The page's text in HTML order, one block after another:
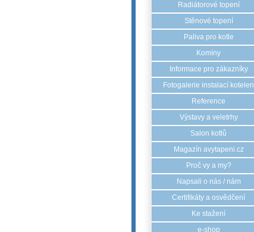
Radiátorové topení
Stěnové topení
Paliva pro kotle
Komíny
Informace pro zákazníky
Fotogalerie instalací kotelen
Reference
Výstavy a veletrhy
Salon kotlů
Magazín avytapeni.cz
Proč vy a my?
Napsali o nás / nám
Certifikáty a osvědčení
Ke stažení
e-shop